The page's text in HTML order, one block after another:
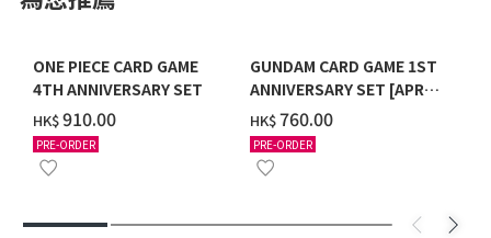
ONE PIECE CARD GAME
4TH ANNIVERSARY SET
HK$‌910.00
PRE-ORDER
GUNDAM CARD GAME 1ST
ANNIVERSARY SET [APR
2027 DELIVERY]
HK$‌760.00
PRE-ORDER